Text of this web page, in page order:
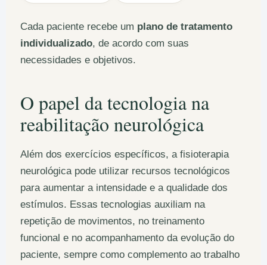
Cada paciente recebe um plano de tratamento
individualizado, de acordo com suas
necessidades e objetivos.
O papel da tecnologia na
reabilitação neurológica
Além dos exercícios específicos, a fisioterapia
neurológica pode utilizar recursos tecnológicos
para aumentar a intensidade e a qualidade dos
estímulos. Essas tecnologias auxiliam na
repetição de movimentos, no treinamento
funcional e no acompanhamento da evolução do
paciente, sempre como complemento ao trabalho